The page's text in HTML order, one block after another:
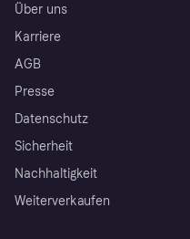
Über uns
Karriere
AGB
Presse
Datenschutz
Sicherheit
Nachhaltigkeit
Weiterverkaufen